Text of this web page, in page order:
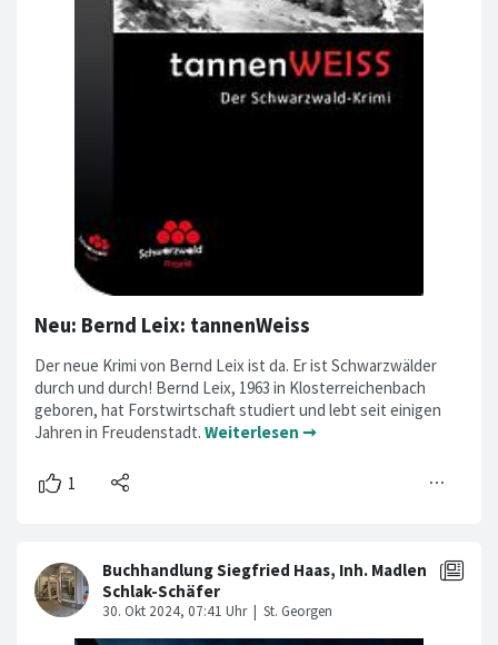
Neu: Bernd Leix: tannenWeiss
Der neue Krimi von Bernd Leix ist da. Er ist Schwarzwälder
durch und durch! Bernd Leix, 1963 in Klosterreichenbach
geboren, hat Forstwirtschaft studiert und lebt seit einigen
Jahren in Freudenstadt. Weiterlesen ➞